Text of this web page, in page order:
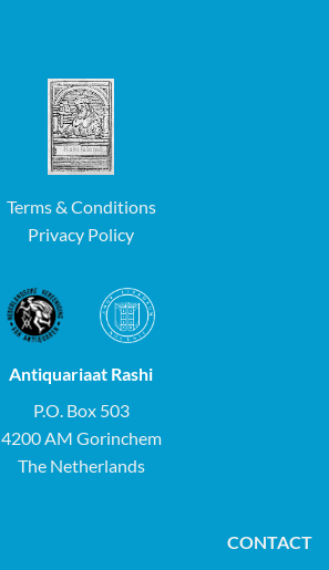
Terms & Conditions
Privacy Policy
Antiquariaat Rashi
P.O. Box 503
4200 AM Gorinchem
The Netherlands
CONTACT